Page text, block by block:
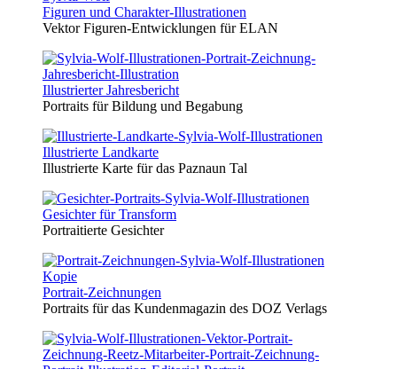
Figuren und Charakter-Illustrationen
Vektor Figuren-Entwicklungen für ELAN
Illustrierter Jahresbericht
Portraits für Bildung und Begabung
Illustrierte Landkarte
Illustrierte Karte für das Paznaun Tal
Gesichter für Transform
Portraitierte Gesichter
Portrait-Zeichnungen
Portraits für das Kundenmagazin des DOZ Verlags